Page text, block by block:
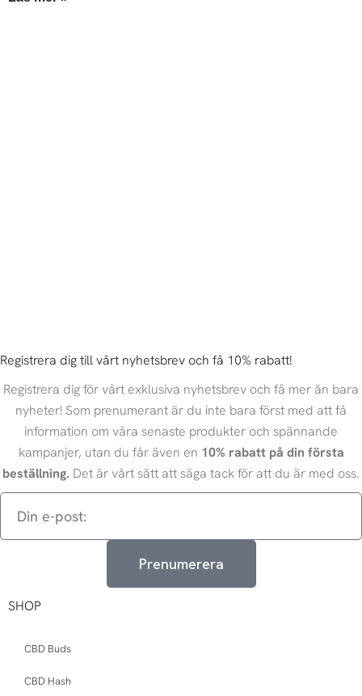
Registrera dig till vårt nyhetsbrev och få 10% rabatt!
Registrera dig för vårt exklusiva nyhetsbrev och få mer än bara
nyheter! Som prenumerant är du inte bara först med att få
information om våra senaste produkter och spännande
kampanjer, utan du får även en 10% rabatt på din första
beställning. Det är vårt sätt att säga tack för att du är med oss.
Din
Prenumerera
SHOP
CBD Buds
CBD Hash